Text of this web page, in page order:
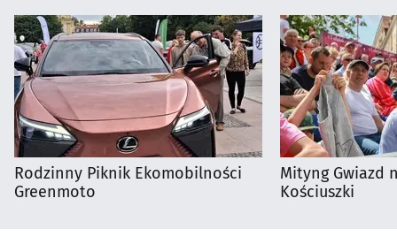
Rodzinny Piknik Ekomobilności
Greenmoto
Mityng Gwiazd
Kościuszki